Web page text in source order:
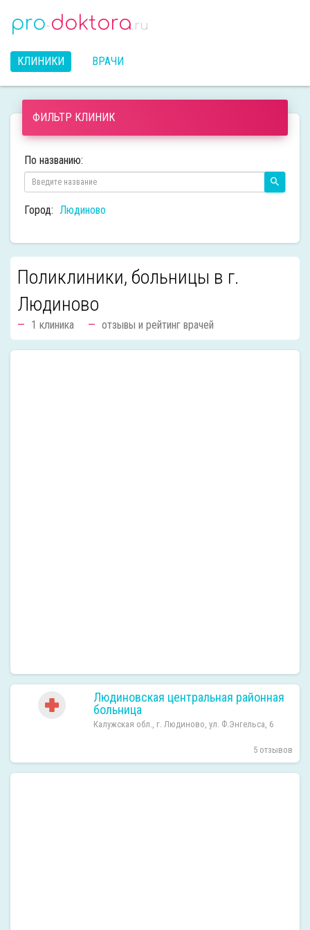
pro-doktora.ru
КЛИНИКИ ВРАЧИ
ФИЛЬТР КЛИНИК
По названию:
Город: Людиново
Поликлиники, больницы в г.
Людиново
1 клиника отзывы и рейтинг врачей
Людиновская центральная районная
больница
Калужская обл., г. Людиново, ул. Ф.Энгельса, 6
5 отзывов